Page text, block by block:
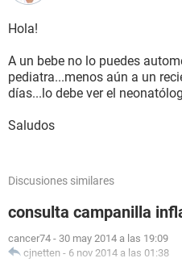
Hola!
A un bebe no lo puedes
pediatra...menos aún a un
días...lo debe ver el
Saludos
Discusiones similares
consulta campanilla
cancer74 - 30 may 2014 a las 19:09
cjnetten - 6 nov 2014 a las 01:38